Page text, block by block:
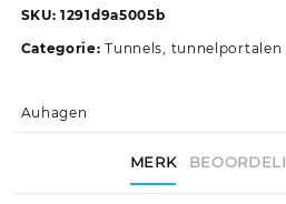
SKU: 1291d9a5005b
Categorie:Tunnels, tunnelportalen
Auhagen
MERK